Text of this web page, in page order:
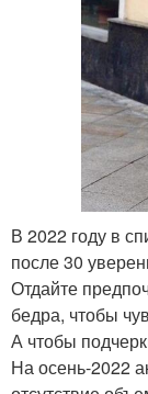
В 2022 году в
после 30
Отдайте
бедра, чтобы
А чтобы
На осень-2022